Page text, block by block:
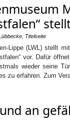
Titelseite
Lippe (LWL) stellt
vor. Dafür
wieder seine
zu erfahren. Zum
an